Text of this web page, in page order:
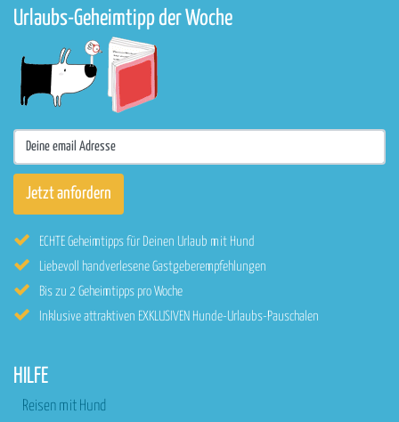
Urlaubs-Geheimtipp der Woche
ECHTE Geheimtipps für Deinen Urlaub mit Hund
Liebevoll handverlesene Gastgeberempfehlungen
Bis zu 2 Geheimtipps pro Woche
Inklusive attraktiven EXKLUSIVEN Hunde-Urlaubs-Pauschalen
HILFE
Reisen mit Hund